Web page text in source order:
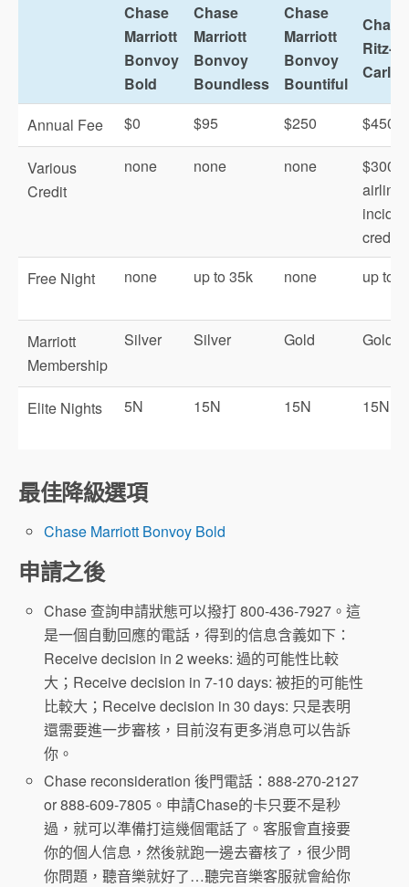
Chase
Marriott
Bonvoy
Bold
Chase
Marriott
Bonvoy
Boundless
Chase
Marriott
Bonvoy
Bountiful
Chase
Ritz-
Annual Fee $0 $95 $250 $450
Various
Credit
none none none
$300
airline
credit
Free Night
none up to 35k none up to
Marriott
Membership
Silver Silver Gold Gold
Elite Nights 5N 15N 15N 15N
最佳降級選項
Chase Marriott Bonvoy Bold
申請之後
Chase 查詢申請狀態可以撥打 800-436-7927。這
是一個自動回應的電話，得到的信息含義如下：
Receive decision in 2 weeks: 過的可能性比較
大；Receive decision in 7-10 days: 被拒的可能性
比較大；Receive decision in 30 days: 只是表明
還需要進一步審核，目前沒有更多消息可以告訴
你。
Chase reconsideration 後門電話：888-270-2127
or 888-609-7805。申請Chase的卡只要不是秒
過，就可以準備打這幾個電話了。客服會直接要
你的個人信息，然後就跑一邊去審核了，很少問
你問題，聽音樂就好了…聽完音樂客服就會給你